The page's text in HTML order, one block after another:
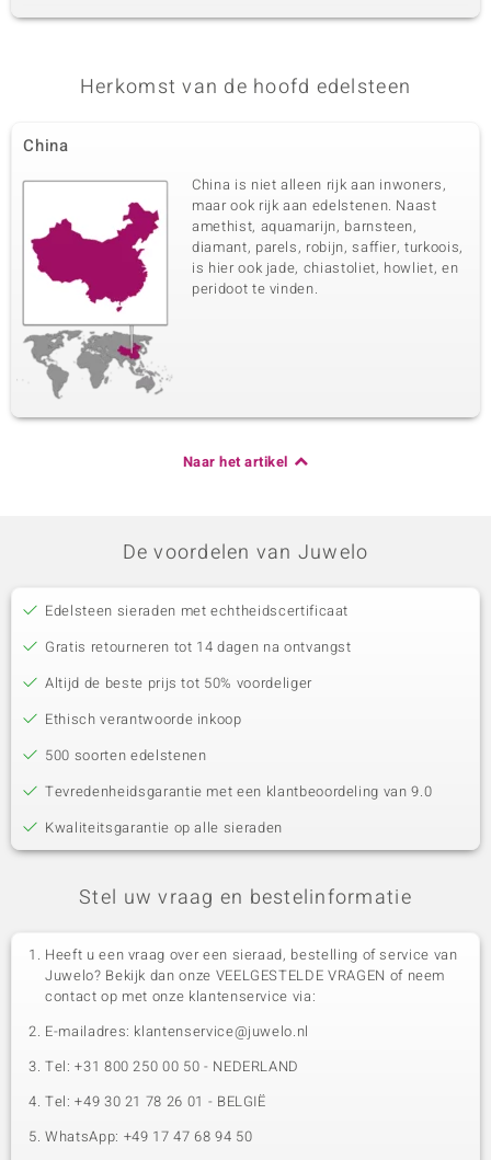
Herkomst van de hoofd edelsteen
China
China is niet alleen rijk aan inwoners,
maar ook rijk aan edelstenen. Naast
amethist, aquamarijn, barnsteen,
diamant, parels, robijn, saffier, turkoois,
is hier ook jade, chiastoliet, howliet, en
peridoot te vinden.
Naar het artikel
De voordelen van Juwelo
Edelsteen sieraden met echtheidscertificaat
Gratis retourneren tot 14 dagen na ontvangst
Altijd de beste prijs tot 50% voordeliger
Ethisch verantwoorde inkoop
500 soorten edelstenen
Tevredenheidsgarantie met een klantbeoordeling van 9.0
Kwaliteitsgarantie op alle sieraden
Stel uw vraag en bestelinformatie
Heeft u een vraag over een sieraad, bestelling of service van
Juwelo? Bekijk dan onze VEELGESTELDE VRAGEN of neem
contact op met onze klantenservice via:
E-mailadres: klantenservice@juwelo.nl
Tel: +31 800 250 00 50 - NEDERLAND
Tel: +49 30 21 78 26 01 - BELGIË
WhatsApp: +49 17 47 68 94 50